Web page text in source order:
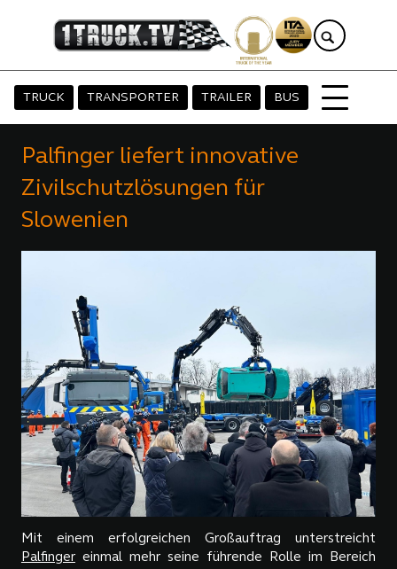
TRUCK TRANSPORTER TRAILER BUS
Palfinger liefert innovative
Zivilschutzlösungen für
Slowenien
Mit einem erfolgreichen Großauftrag unterstreicht
Palfingereinmal mehr seine führende Rolle im Bereich